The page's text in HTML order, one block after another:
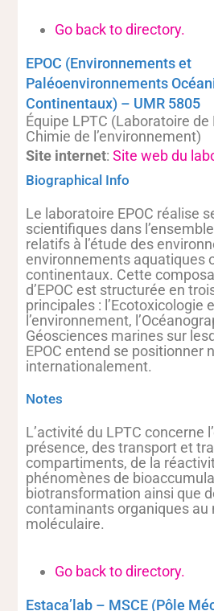
Go back to directory.
EPOC (Environnements et
Paléoenvironnements
Continentaux) – UMR 5805
Équipe LPTC (Laboratoire
Chimie de l’environnement)
Site internet: Site web du
Biographical Info
Le laboratoire EPOC réalise
scientifiques dans
relatifs à l’étude des
environnements aquatiques
continentaux. Cette
d’EPOC est structurée en
principales : l’Ecotoxicologie
l’environnement,
Géosciences marines sur
EPOC entend se positionner
internationalement.
Notes
L’activité du LPTC concerne
présence, des transport et
compartiments, de la
phénomènes de
biotransformation ainsi que
contaminants organiques au
moléculaire.
Go back to directory.
Estaca’lab – MSCE (Pôle